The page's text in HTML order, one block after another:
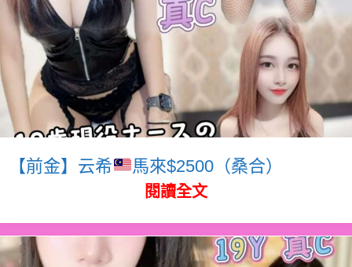
【前金】云希 馬來$2500（桑合）
閱讀全文